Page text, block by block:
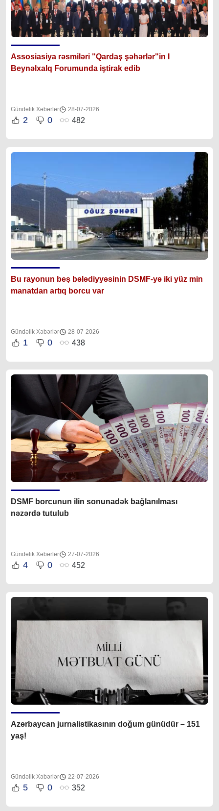
Assosiasiya rəsmiləri "Qardaş şəhərlər"in I
Beynəlxalq Forumunda iştirak edib
Gündəlik Xəbərlər 28-07-2026
2 0 482
Bu rayonun beş bələdiyyəsinin DSMF-yə iki yüz min
manatdan artıq borcu var
Gündəlik Xəbərlər 28-07-2026
1 0 438
DSMF borcunun ilin sonunadək bağlanılması
nəzərdə tutulub
Gündəlik Xəbərlər 27-07-2026
4 0 452
Azərbaycan jurnalistikasının doğum günüdür – 151
yaş!
Gündəlik Xəbərlər 22-07-2026
5 0 352